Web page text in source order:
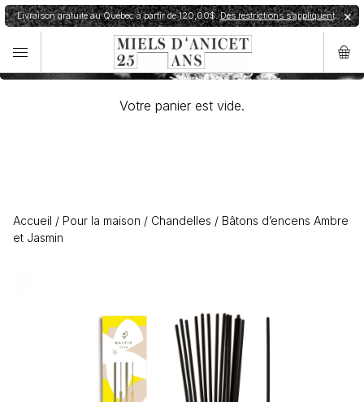
Panier d'achat
✕
Commande expédiée en 24h.Restrictions de livraison
Votre panier est vide.
✕
Livraison gratuite au Québec à partir de 120,00$.Des restrictions s’appliquent
Accueil / Pour la maison / Chandelles / Bâtons d’encens Ambre
et Jasmin